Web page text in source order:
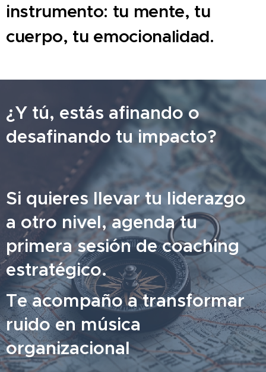
instrumento: tu mente, tu
cuerpo, tu emocionalidad.
¿Y tú, estás afinando o
desafinando tu impacto?
Si quieres llevar tu liderazgo
a otro nivel, agenda tu
primera sesión de coaching
estratégico.
Te acompaño a transformar
ruido en música
organizacional